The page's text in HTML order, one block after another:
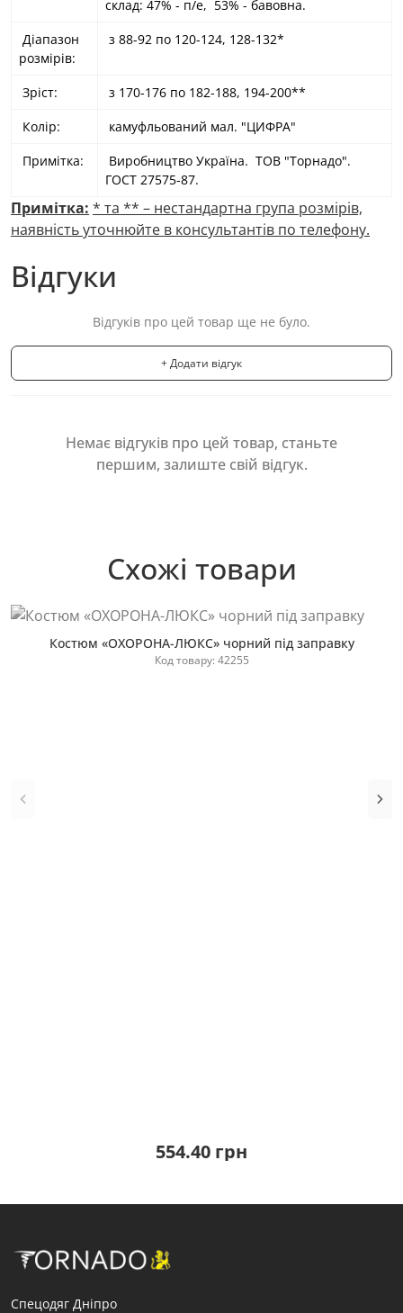
склад: 47% - п/е, 53% - бавовна.
Діапазон
розмірів:
з 88-92 по 120-124, 128-132*
Зріст:
з 170-176 по 182-188, 194-200**
Колір:
камуфльований мал. "ЦИФРА"
Примітка:
Виробництво Україна. ТОВ "Торнадо".
ГОСТ 27575-87.
Примітка: * та ** – нестандартна група розмірів,
наявність уточнюйте в консультантів по телефону.
Відгуки
Відгуків про цей товар ще не було.
+ Додати відгук
Немає відгуків про цей товар, станьте
першим, залиште свій відгук.
Схожі товари
Костюм «ОХОРОНА-ЛЮКС» чорний під заправку
Код товару: 42255
554.40 грн
Спецодяг Дніпро